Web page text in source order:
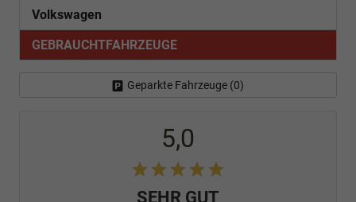
Volkswagen
GEBRAUCHTFAHRZEUGE
Geparkte Fahrzeuge (0)
5,0
SEHR GUT